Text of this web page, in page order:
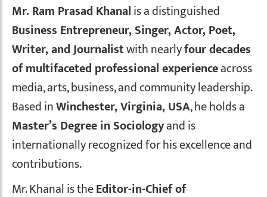
Mr. Ram Prasad Khanalis a distinguished
Business Entrepreneur, Singer, Actor, Poet,
Writer, and Journalistwith nearlyfour decades
of multifaceted professional experienceacross
media, arts, business, and community leadership.
Based inWinchester, Virginia, USA, he holds a
Master’s Degree in Sociologyand is
internationally recognized for his excellence and
contributions.
Mr. Khanal is theEditor-in-Chief of